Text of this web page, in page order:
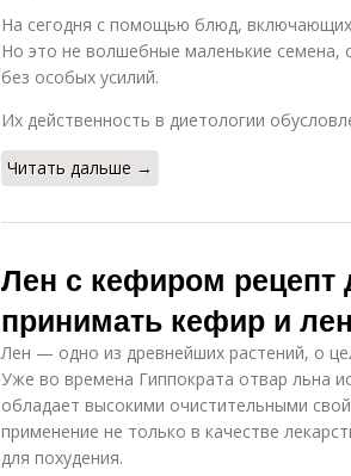
На сегодня с помощью блюд,
Но это не волшебные маленькие
без особых усилий.
Их действенность в диетологии
Читать дальше →
Лен с кефиром рецепт
принимать кефир и
Лен — одно из древнейших растений, о
Уже во времена Гиппократа отвар льна
обладает высокими очистительными
применение не только в качестве
для похудения.